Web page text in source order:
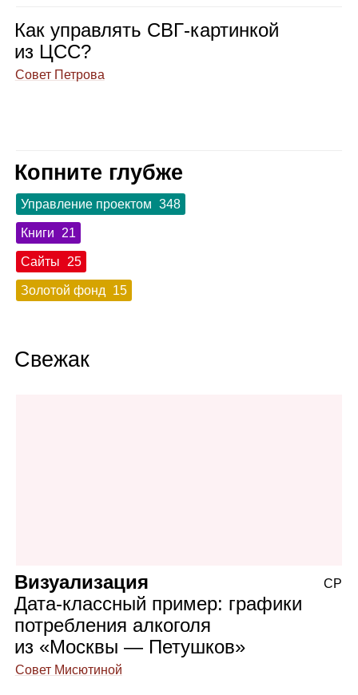
Как управ­лять СВГ‑кар­тин­кой
из ЦСС?
Совет Петрова
Копните глубже
Управление проектом 348
Книги 21
Сайты 25
Золотой фонд 15
Свежак
Визуализация
Дата‑классный пример: графики
потребления алкоголя
из «Москвы — Петушков»
Совет Мисютиной
СР